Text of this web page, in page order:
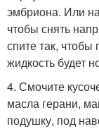
эмбриона. Или
чтобы снять
спите так,
жидкость будет
4. Смочите
масла герани,
подушку, под